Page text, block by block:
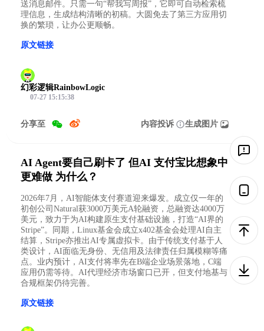
送消息邮件。只需一句“帮我写周报”，它即可自动检索梳
理信息，生成结构清晰的初稿。大圆免去了第三方应用切
换的繁琐，让办公更顺畅。
原文链接
幻彩逻辑RainbowLogic
07-27 15:15:38
分享至 内容投诉 生成图片
AI Agent要自己刷卡了 但AI 支付宝比想象中
更难做 为什么？
2026年7月，AI智能体支付赛道迎来爆发。成立仅一年的
初创公司Natural获3000万美元A轮融资，总融资达4000万
美元，致力于为AI构建原生支付基础设施，打造“AI界的
Stripe”。同期，Linux基金会成立x402基金会处理AI自主
结算，Stripe亦推出AI专属虚拟卡。由于传统支付基于人
类设计，AI面临无身份、无信用及法律责任归属模糊等痛
点。业内预计，AI支付将率先在B端企业场景落地，C端
应用仍需等待。AI代理经济市场窗口已开，但支付地基与
合规框架仍待完善。
原文链接